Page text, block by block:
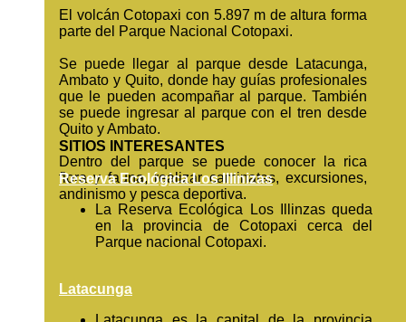
El volcán Cotopaxi con 5.897 m de altura forma
parte del Parque Nacional Cotopaxi.
Se puede llegar al parque desde Latacunga,
Ambato y Quito, donde hay guías profesionales
que le pueden acompañar al parque. También
se puede ingresar al parque con el tren desde
Quito y Ambato.
Dentro del parque se puede conocer la rica
flora y fauna, realizar caminatas, excursiones,
andinismo y pesca deportiva.
SITIOS INTERESANTES
Reserva Ecológica Los Illinizas
La Reserva Ecológica Los Illinzas queda
en la provincia de Cotopaxi cerca del
Parque nacional Cotopaxi.
Latacunga